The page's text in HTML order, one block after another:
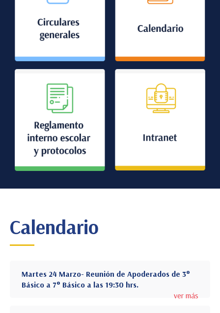
Calendario
Martes 24 Marzo- Reunión de Apoderados de 3°
Básico a 7° Básico a las 19:30 hrs.
ver más